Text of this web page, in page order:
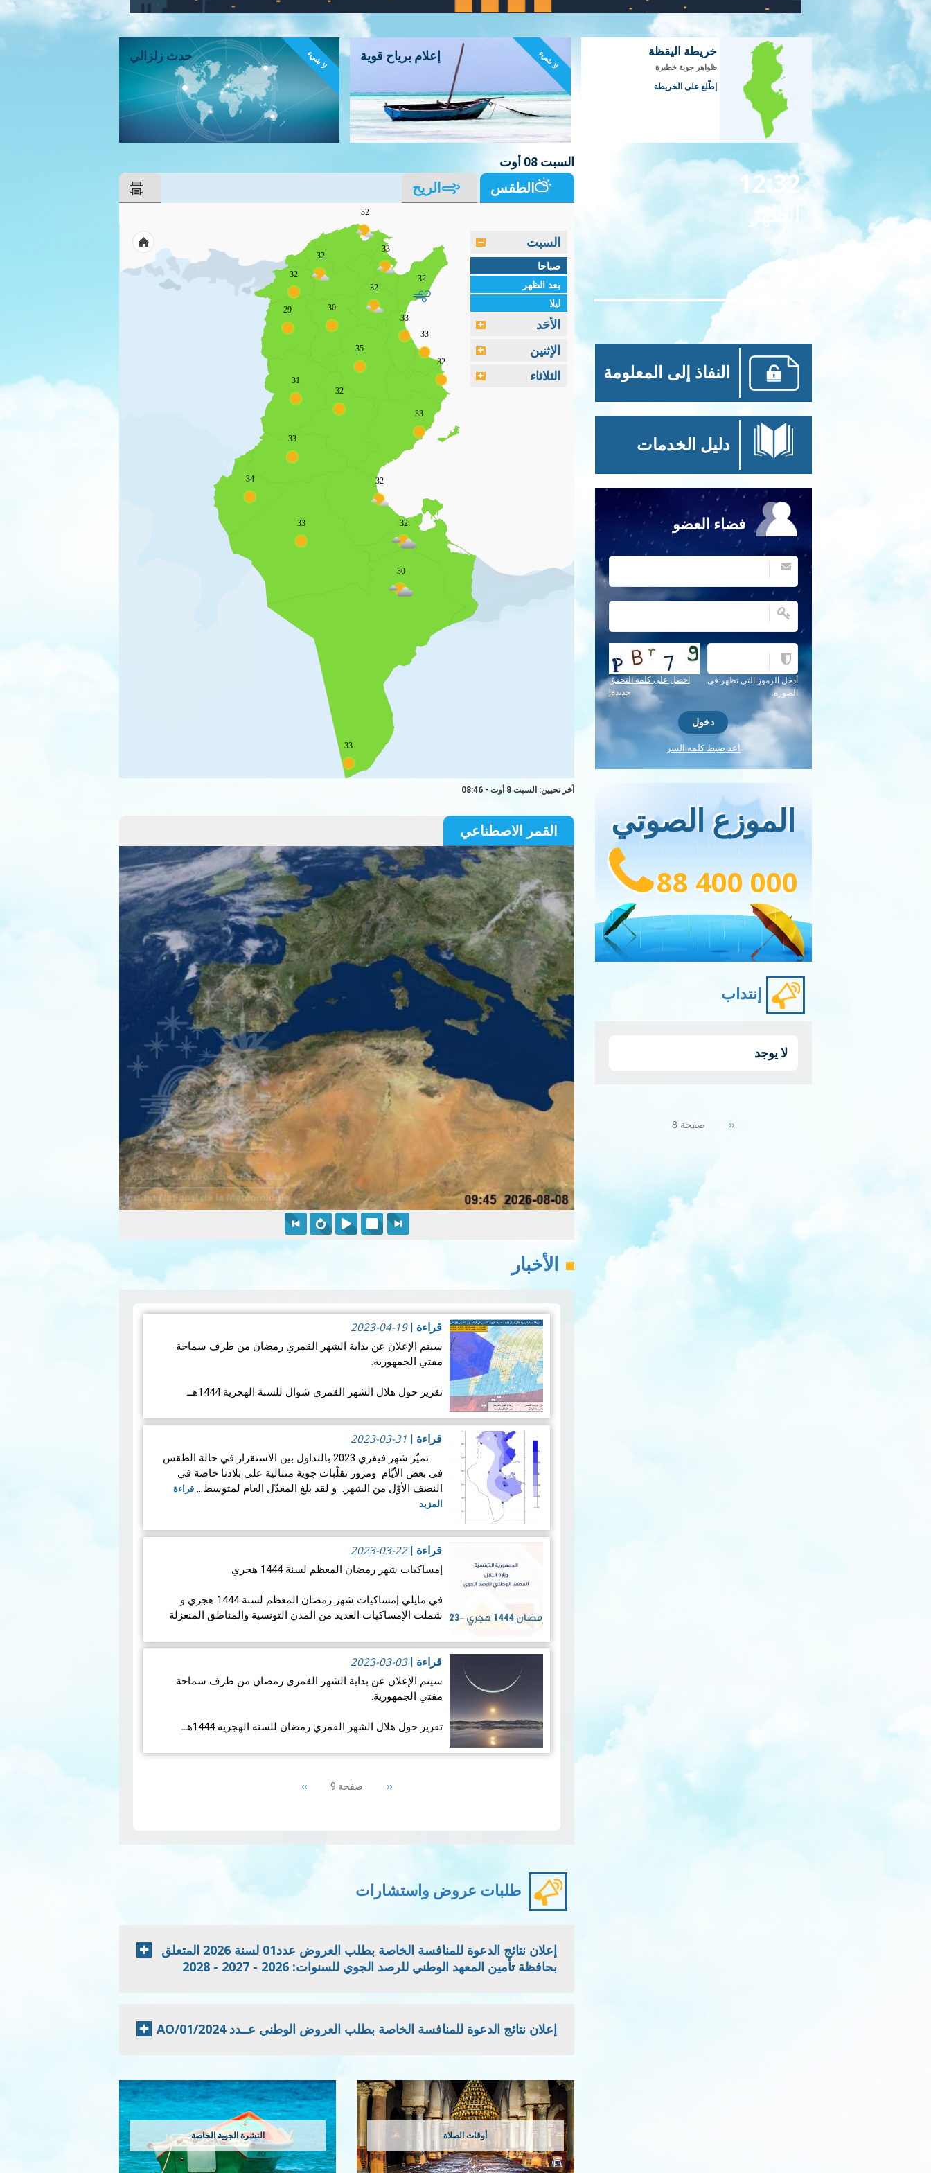
خريطة اليقظة
ظواهر جوية خطيرة
إطّلع على الخريطة
إعلام برياح قوية لا شيء حدث زلزالي لا شيء
السبت 08 أوت
الطقس الريح
33
32
32
32
32
30
32
29
35
33
33
32
31
32
33
32
33
34
33 32
30
33
السبت
صباحا
بعد الظهر
ليلا
الأحَد
الإثنين
الثلاثاء
آخر تحيين: السبت 8 أوت - 08:46
القمر الاصطناعي
الأخبار
قراءة |
2023-04-19
سيتم الإعلان عن بداية الشهر القمري رمضان من طرف سماحة
مفتي الجمهورية.
تقرير حول هلال الشهر القمري شوال للسنة الهجرية 1444هــ
1. المعطيات الفلكية الخاصة بهلال شوال لسنـة 1444هجـر…
قراءة
المزيد
قراءة |
2023-03-31
تميّز شهر فيفري 2023 بالتداول بين الاستقرار في حالة الطقس
في بعض الأيّام ومرور تقلّبات جوية متتالية على بلادنا خاصة في
النصف الأوّل من الشهر. و لقد بلغ المعدّل العام لمتوسط…قراءة
المزيد
قراءة |
2023-03-22
إمساكيات شهر رمضان المعظم لسنة 1444 هجري
في مايلي إمساكيات شهر رمضان المعظم لسنة 1444 هجري و
شملت الإمساكيات العديد من المدن التونسية والمناطق المنعزلة
إمساكيات ولاية أ…قراءة المزيد قراءة |
2023-03-03
سيتم الإعلان عن بداية الشهر القمري رمضان من طرف سماحة
مفتي الجمهورية.
تقرير حول هلال الشهر القمري رمضان للسنة الهجرية 1444هــ
1. المعطيات الفلكية الخاصة بهلال رمضان المعظم لسنـة…
Previous
‹‹ صفحة 9 Next
››
طلبات عروض واستشارات
إعلان نتائج الدعوة للمنافسة الخاصة بطلب العروض عدد01 لسنة 2026 المتعلق
بحافظة تأمين المعهد الوطني للرصد الجوي للسنوات: 2026 - 2027 - 2028
إعلان نتائج الدعوة للمنافسة الخاصة بطلب العروض الوطني عــدد 2024/AO/01
النشرة الجوية الخاصة أوقات الصلاة
12:32
الظهر
النفاذ إلى المعلومة
دليل الخدمات
فضاء العضو
أدخل الرموز التي تظهر في
الصورة.
احصل على كلمة التحقق
جديدة!
اعد ضبط كلمه السر
الموزع الصوتي
88 400 000
إنتداب
لا يوجد
Previous
‹‹ صفحة 8